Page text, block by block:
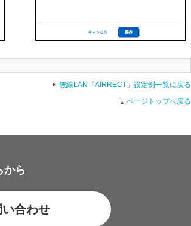
無線LAN「AIRRECT」設定例一覧に戻る
ページトップへ戻る
から
い合わせ